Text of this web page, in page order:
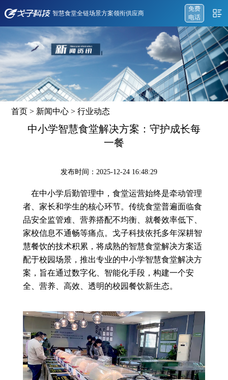
智慧食堂全链场景方案领衔供应商
免费
电话
首页 > 新闻中心 >行业动态
中小学智慧食堂解决方案：守护成长每
一餐
发布时间：2025-12-24 16:48:29
在中小学后勤管理中，食堂运营始终是牵动管理
者、家长和学生的核心环节。传统食堂普遍面临食
品安全监管难、营养搭配不均衡、就餐效率低下、
家校信息不通畅等痛点。戈子科技依托多年深耕智
慧餐饮的技术积累，将成熟的智慧食堂解决方案适
配于校园场景，推出专业的中小学智慧食堂解决方
案，旨在通过数字化、智能化手段，构建一个安
全、营养、高效、透明的校园餐饮新生态。